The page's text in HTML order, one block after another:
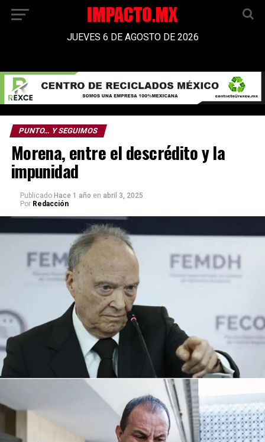
JUEVES 6 DE AGOSTO DE 2026
PUNTO… Y SEGUIMOS
Morena, entre el descrédito y la
impunidad
Publicado Hace 1 año en abril 3, 2025
Por Redacción